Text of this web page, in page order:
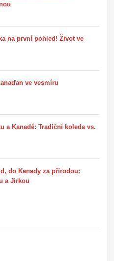
na první pohled! Život ve
ve vesmíru
a Kanadě: Tradiční koleda vs.
do Kanady za přírodou:
a Jirkou